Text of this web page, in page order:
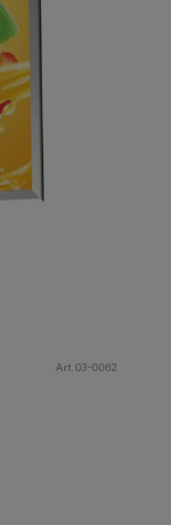
Art.03-0062